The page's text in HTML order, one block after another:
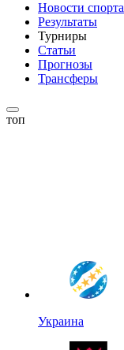
Новости спорта
Результаты
Турниры
Статьи
Прогнозы
Трансферы
топ
Украина